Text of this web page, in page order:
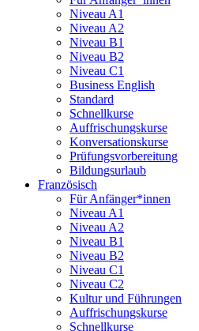
Niveau A1
Niveau A2
Niveau B1
Niveau B2
Niveau C1
Business English
Standard
Schnellkurse
Auffrischungskurse
Konversationskurse
Prüfungsvorbereitung
Bildungsurlaub
Französisch
Für Anfänger*innen
Niveau A1
Niveau A2
Niveau B1
Niveau B2
Niveau C1
Niveau C2
Kultur und Führungen
Auffrischungskurse
Schnellkurse